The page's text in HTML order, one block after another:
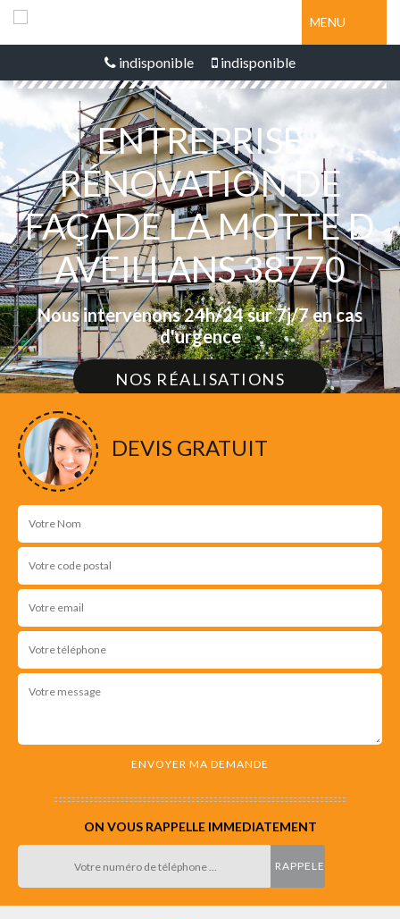
MENU
indisponible indisponible
ENTREPRISE
RÉNOVATION DE
FAÇADE LA MOTTE D
AVEILLANS 38770
Nous intervenons 24h/24 sur 7j/7 en cas
d'urgence
NOS RÉALISATIONS
DEVIS GRATUIT
ON VOUS RAPPELLE IMMEDIATEMENT